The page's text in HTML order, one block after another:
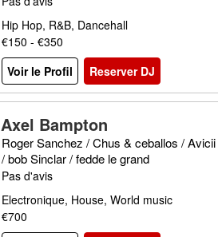
Hip Hop, R&B, Dancehall
€150 - €350
Voir le Profil
Reserver DJ
Axel Bampton
Roger Sanchez / Chus & ceballos /
/ bob Sinclar / fedde le grand
Pas d'avis
Electronique, House, World music
€700